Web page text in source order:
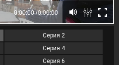
Серия 2
Серия 4
Серия 6